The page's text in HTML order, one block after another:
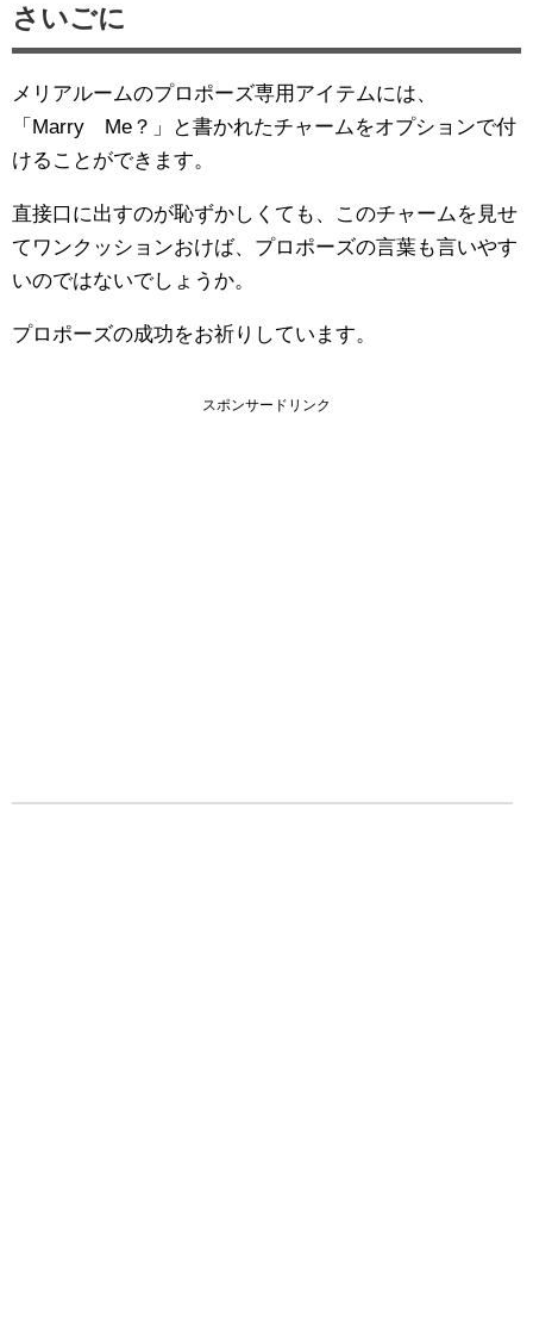
さいごに
メリアルームのプロポーズ専用アイテムには、
「Marry Me？」と書かれたチャームをオプションで付
けることができます。
直接口に出すのが恥ずかしくても、このチャームを見せ
てワンクッションおけば、プロポーズの言葉も言いやす
いのではないでしょうか。
プロポーズの成功をお祈りしています。
スポンサードリンク